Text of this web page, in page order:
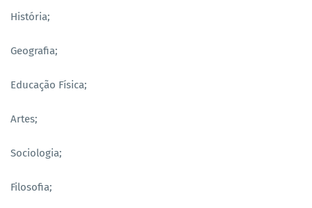
História;
Geografia;
Educação Física;
Artes;
Sociologia;
Filosofia;